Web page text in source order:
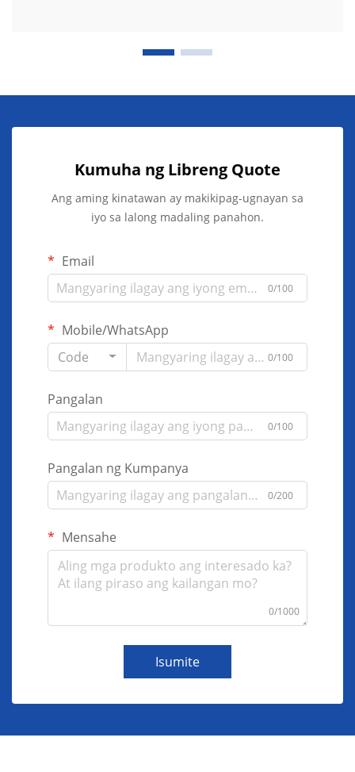
Kumuha ng Libreng Quote
Ang aming kinatawan ay makikipag-ugnayan sa
iyo sa lalong madaling panahon.
Email
0/100
Mobile/WhatsApp
Code
0/100
Pangalan
0/100
Pangalan ng Kumpanya
0/200
Mensahe
0/1000
Isumite